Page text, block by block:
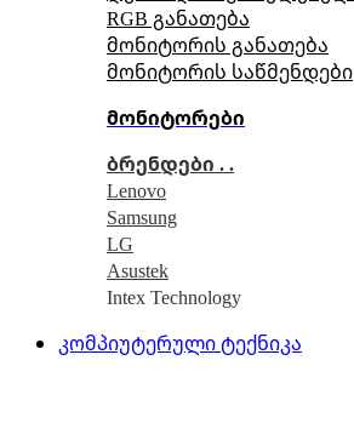
RGB განათება
მონიტორის განათება
მონიტორის საწმენდები
მონიტორები
ბრენდები . .
Lenovo
Samsung
LG
Asustek
Intex Technology
კომპიუტერული ტექნიკა